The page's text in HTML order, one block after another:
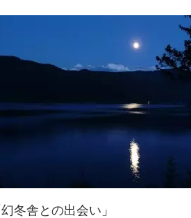
幻冬舎との出会い 」